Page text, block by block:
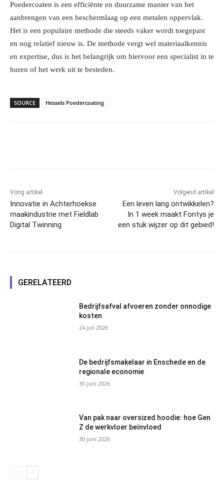
Poedercoaten is een efficiënte en duurzame manier van het
aanbrengen van een beschermlaag op een metalen oppervlak.
Het is een populaire methode die steeds vaker wordt toegepast
en nog relatief nieuw is. De methode vergt wel materiaalkennis
en expertise, dus is het belangrijk om hiervoor een specialist in te
huren of het werk uit te besteden.
SOURCE Hessels Poedercoating
Vorig artikel
Innovatie in Achterhoekse
maakindustrie met Fieldlab
Digital Twinning
Volgend artikel
Een leven lang ontwikkelen?
In 1 week maakt Fontys je
een stuk wijzer op dit gebied!
GERELATEERD
Bedrijfsafval afvoeren zonder onnodige
kosten
24 juli 2026
De bedrijfsmakelaar in Enschede en de
regionale economie
30 juni 2026
Van pak naar oversized hoodie: hoe Gen
Z de werkvloer beïnvloed
30 juni 2026